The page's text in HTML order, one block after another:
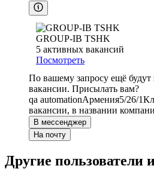
GROUP-IB TSHK
5 активных вакансий
Посмотреть
По вашему запросу ещё будут
вакансии. Присылать вам?
qa automationАрмения5/26/1
вакансии, в названии
В мессенджер
На почту
Другие пользователи